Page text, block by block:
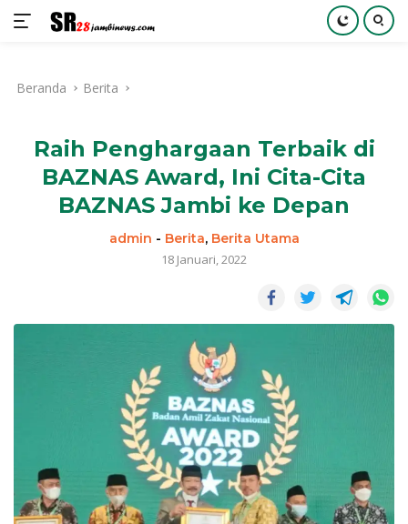
kontenBeranda Berita
Raih Penghargaan Terbaik di
BAZNAS Award, Ini Cita-Cita
BAZNAS Jambi ke Depan
admin - Berita, Berita Utama
18 Januari, 2022